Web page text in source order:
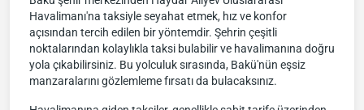
Havalimanı'na taksiyle seyahat etmek, hız ve konfor
açısından tercih edilen bir yöntemdir. Şehrin çeşitli
noktalarından kolaylıkla taksi bulabilir ve havalimanına doğru
yola çıkabilirsiniz. Bu yolculuk sırasında, Bakü'nün eşsiz
manzaralarını gözlemleme fırsatı da bulacaksınız.